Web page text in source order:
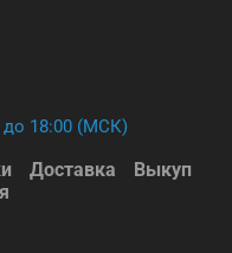
18:00 (МСК)
Доставка
Выкуп